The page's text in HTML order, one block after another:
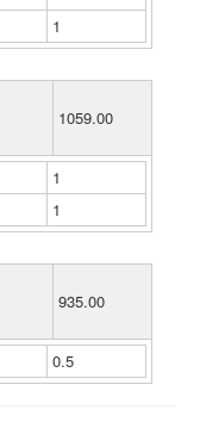
1
1059.00
1
1
935.00
0.5